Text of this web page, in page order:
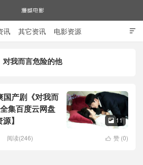

讯 其它资讯 电影资源
对我而言危险的他
国产剧《对我而
集百度云网盘
】
 11
 赞 (0)
阅读(246)